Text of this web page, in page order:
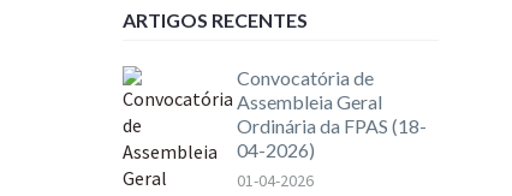
ARTIGOS RECENTES
Convocatória de
Assembleia Geral
Ordinária da FPAS (18-
04-2026)
01-04-2026